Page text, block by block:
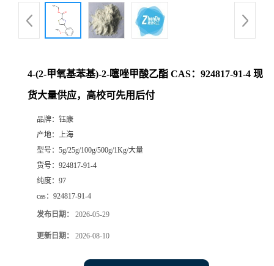
4-(2-甲氧基苯基)-2-噻唑甲酸乙酯 CAS：924817-91-4 现
货大量供应，高校可先用后付
品牌： 钰康
产地： 上海
型号： 5g/25g/100g/500g/1Kg/大量
货号： 924817-91-4
纯度： 97
cas： 924817-91-4
发布日期： 2026-05-29
更新日期： 2026-08-10